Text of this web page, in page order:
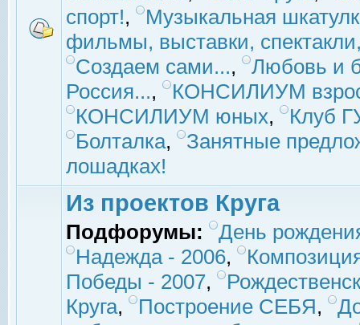
спорт!,
Музыкальная
фильмы, выставки,
Создаем сами...,
Любовь и
Россия...,
КОНСИЛИУМ
КОНСИЛИУМ юных,
Клуб
Болталка,
Занятные
лошадках!
Из проектов Круга
Подфорумы:
День
Надежда - 2006,
Победы - 2007,
Круга, Построение СЕБЯ,